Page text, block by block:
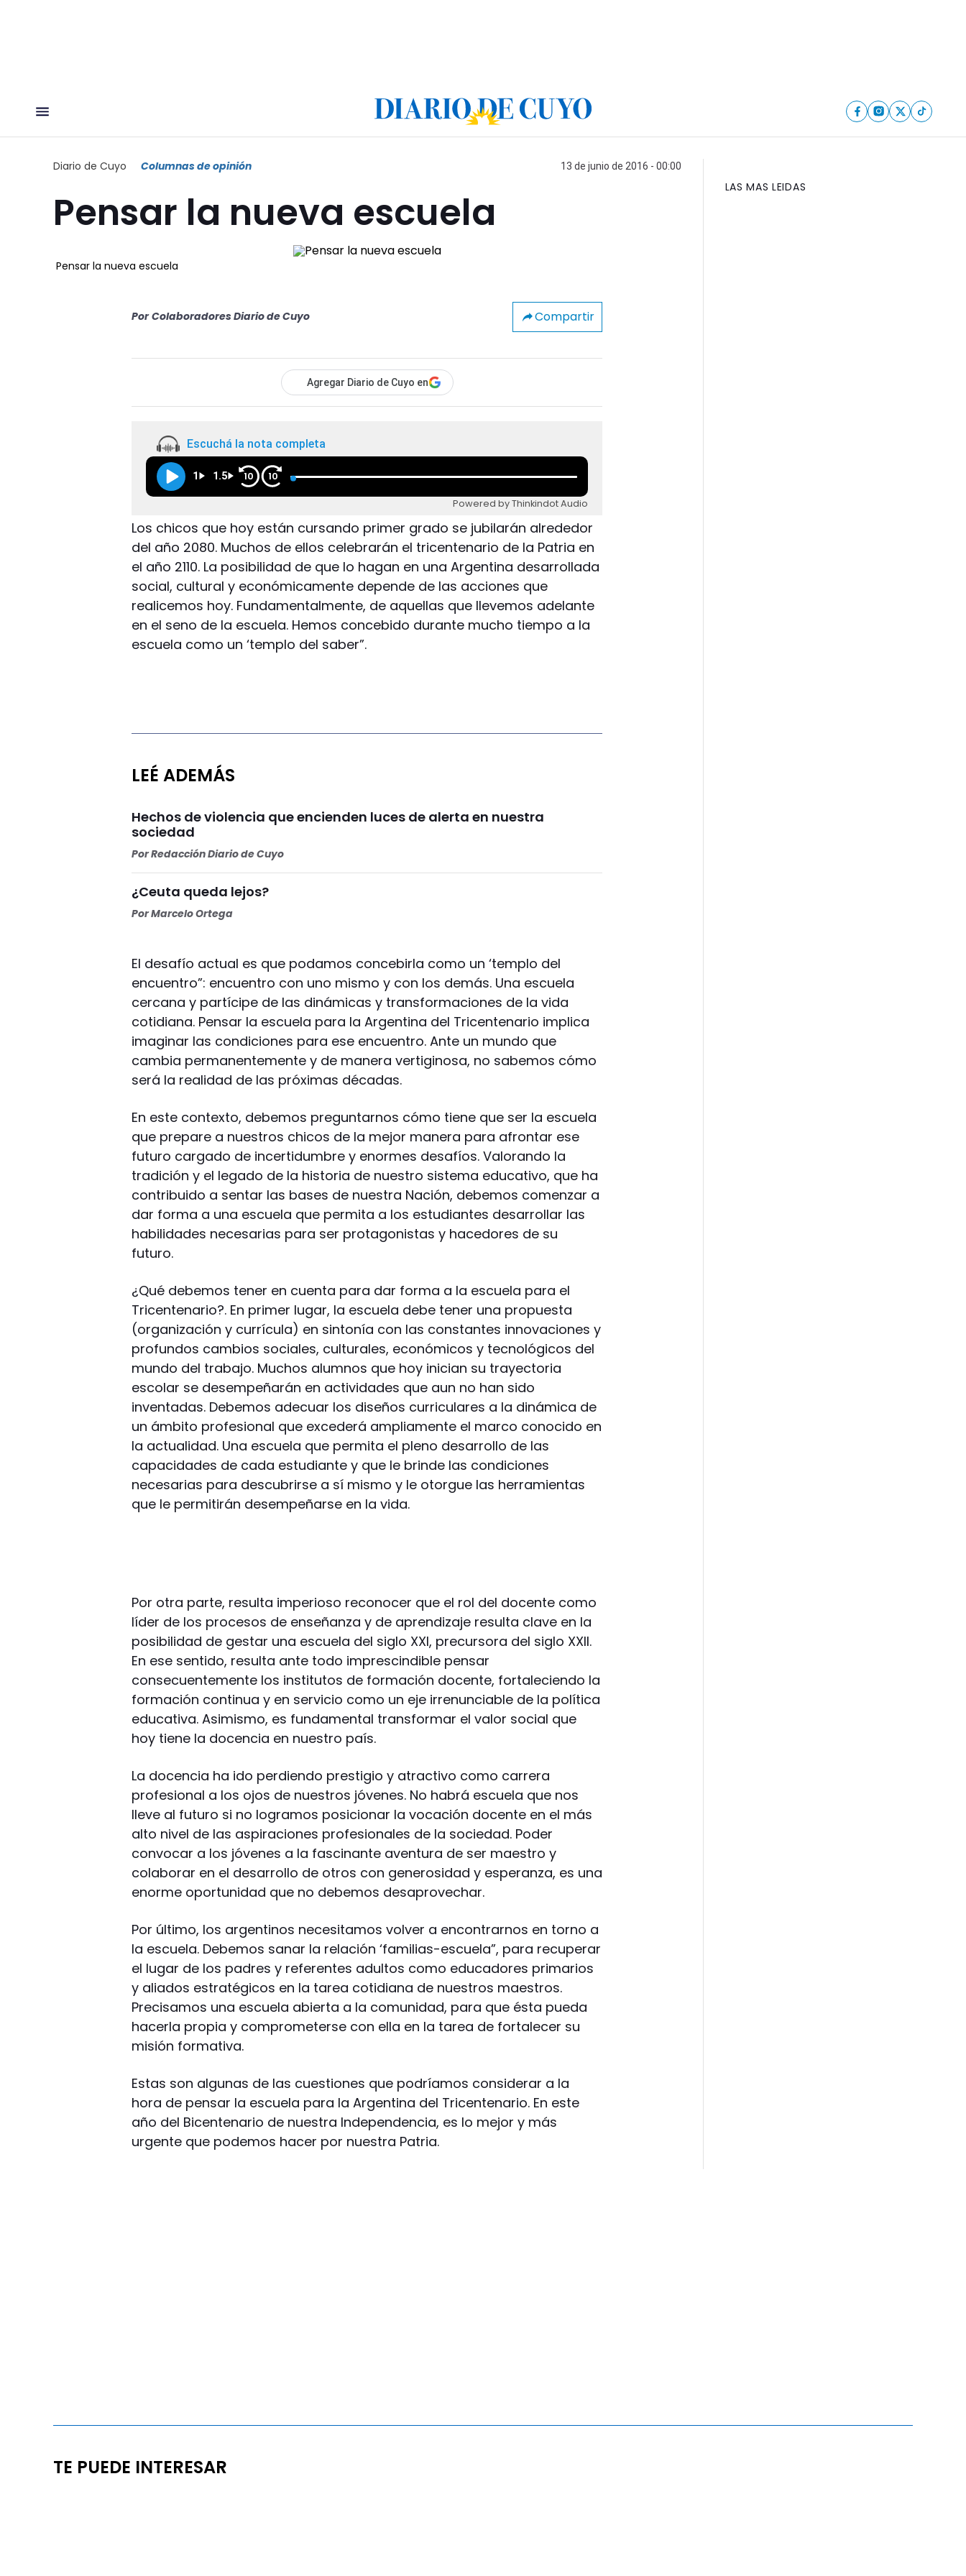
Diario de Cuyo Columnas de opinión 13 de junio de 2016 - 00:00
Pensar la nueva escuela
Pensar la nueva escuela
Por Colaboradores Diario de Cuyo Compartir
Agregar Diario de Cuyo en
Escuchá la nota completa
1 1.5 10 10
Powered by Thinkindot Audio
Los chicos que hoy están cursando primer grado se jubilarán alrededor
del año 2080. Muchos de ellos celebrarán el tricentenario de la Patria en
el año 2110. La posibilidad de que lo hagan en una Argentina desarrollada
social, cultural y económicamente depende de las acciones que
realicemos hoy. Fundamentalmente, de aquellas que llevemos adelante
en el seno de la escuela. Hemos concebido durante mucho tiempo a la
escuela como un ‘templo del saber”.
LEÉ ADEMÁS
Hechos de violencia que encienden luces de alerta en nuestra
sociedad
PorRedacción Diario de Cuyo
¿Ceuta queda lejos?
PorMarcelo Ortega
El desafío actual es que podamos concebirla como un ‘templo del
encuentro”: encuentro con uno mismo y con los demás. Una escuela
cercana y partícipe de las dinámicas y transformaciones de la vida
cotidiana. Pensar la escuela para la Argentina del Tricentenario implica
imaginar las condiciones para ese encuentro. Ante un mundo que
cambia permanentemente y de manera vertiginosa, no sabemos cómo
será la realidad de las próximas décadas.
En este contexto, debemos preguntarnos cómo tiene que ser la escuela
que prepare a nuestros chicos de la mejor manera para afrontar ese
futuro cargado de incertidumbre y enormes desafíos. Valorando la
tradición y el legado de la historia de nuestro sistema educativo, que ha
contribuido a sentar las bases de nuestra Nación, debemos comenzar a
dar forma a una escuela que permita a los estudiantes desarrollar las
habilidades necesarias para ser protagonistas y hacedores de su
futuro.
¿Qué debemos tener en cuenta para dar forma a la escuela para el
Tricentenario?. En primer lugar, la escuela debe tener una propuesta
(organización y currícula) en sintonía con las constantes innovaciones y
profundos cambios sociales, culturales, económicos y tecnológicos del
mundo del trabajo. Muchos alumnos que hoy inician su trayectoria
escolar se desempeñarán en actividades que aun no han sido
inventadas. Debemos adecuar los diseños curriculares a la dinámica de
un ámbito profesional que excederá ampliamente el marco conocido en
la actualidad. Una escuela que permita el pleno desarrollo de las
capacidades de cada estudiante y que le brinde las condiciones
necesarias para descubrirse a sí mismo y le otorgue las herramientas
que le permitirán desempeñarse en la vida.
Por otra parte, resulta imperioso reconocer que el rol del docente como
líder de los procesos de enseñanza y de aprendizaje resulta clave en la
posibilidad de gestar una escuela del siglo XXI, precursora del siglo XXII.
En ese sentido, resulta ante todo imprescindible pensar
consecuentemente los institutos de formación docente, fortaleciendo la
formación continua y en servicio como un eje irrenunciable de la política
educativa. Asimismo, es fundamental transformar el valor social que
hoy tiene la docencia en nuestro país.
La docencia ha ido perdiendo prestigio y atractivo como carrera
profesional a los ojos de nuestros jóvenes. No habrá escuela que nos
lleve al futuro si no logramos posicionar la vocación docente en el más
alto nivel de las aspiraciones profesionales de la sociedad. Poder
convocar a los jóvenes a la fascinante aventura de ser maestro y
colaborar en el desarrollo de otros con generosidad y esperanza, es una
enorme oportunidad que no debemos desaprovechar.
Por último, los argentinos necesitamos volver a encontrarnos en torno a
la escuela. Debemos sanar la relación ‘familias-escuela”, para recuperar
el lugar de los padres y referentes adultos como educadores primarios
y aliados estratégicos en la tarea cotidiana de nuestros maestros.
Precisamos una escuela abierta a la comunidad, para que ésta pueda
hacerla propia y comprometerse con ella en la tarea de fortalecer su
misión formativa.
Estas son algunas de las cuestiones que podríamos considerar a la
hora de pensar la escuela para la Argentina del Tricentenario. En este
año del Bicentenario de nuestra Independencia, es lo mejor y más
urgente que podemos hacer por nuestra Patria.
LAS MAS LEIDAS
TE PUEDE INTERESAR